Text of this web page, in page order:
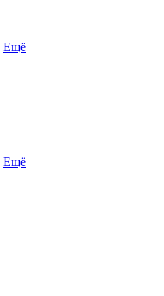
Ещё
Ещё